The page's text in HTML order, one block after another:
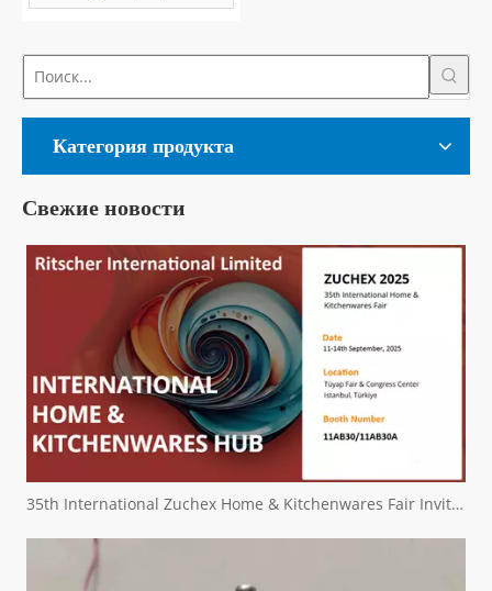
Категория продукта
Свежие новости
35th International Zuchex Home & Kitchenwares Fair Invitation - Ritchcher International Limited